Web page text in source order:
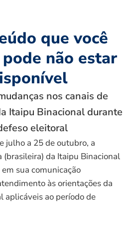
que você
não estar
nos canais de
Itaipu Binacional durante
eleitoral
julho a 25 de outubro, a
(brasileira) da Itaipu Binacional
sua comunicação
às orientações da
aplicáveis ao período de